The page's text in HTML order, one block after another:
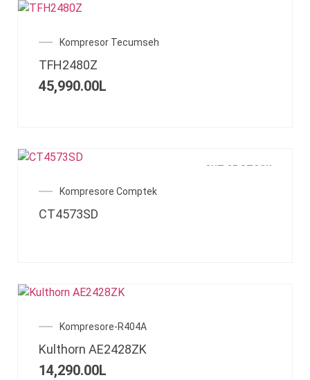
Kompresor Tecumseh
TFH2480Z
45,990.00L
OUT OF STOCK
Kompresore Comptek
CT4573SD
Kompresore-R404A
Kulthorn AE2428ZK
14,290.00L